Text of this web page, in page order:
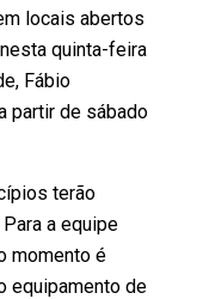
locais abertos
quinta-feira
Fábio
partir de sábado
terão
a equipe
momento é
equipamento de